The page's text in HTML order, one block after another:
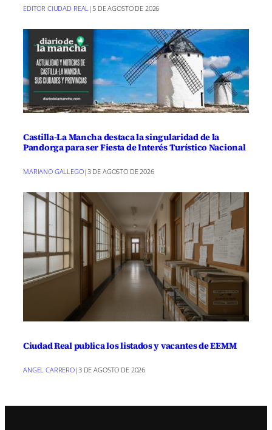
EDITOR CIUDAD REAL | 5 DE AGOSTO DE 2026
Castilla-La Mancha destaca la singularidad de la
Pandorga para ser Fiesta de Interés Turístico Nacional
MARIANO GALLEGO|3 DE AGOSTO DE 2026
Ciudad Real publica los listados y vacantes de EEMM
ANGEL CARRERO|3 DE AGOSTO DE 2026